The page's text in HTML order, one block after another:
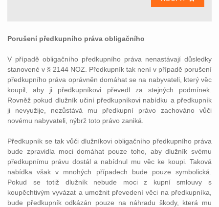
Porušení předkupního práva obligačního
V případě obligačního předkupního práva nenastávají důsledky
stanovené v § 2144 NOZ. Předkupník tak není v případě porušení
předkupního práva oprávněn domáhat se na nabyvateli, který věc
koupil, aby ji předkupníkovi převedl za stejných podmínek.
Rovněž pokud dlužník učiní předkupníkovi nabídku a předkupník
ji nevyužije, nezůstává mu předkupní právo zachováno vůči
novému nabyvateli, nýbrž toto právo zaniká.
Předkupník se tak vůči dlužníkovi obligačního předkupního práva
bude zpravidla moci domáhat pouze toho, aby dlužník svému
předkupnímu právu dostál a nabídnul mu věc ke koupi. Taková
nabídka však v mnohých případech bude pouze symbolická.
Pokud se totiž dlužník nebude moci z kupní smlouvy s
koupěchtivým vyvázat a umožnit převedení věci na předkupníka,
bude předkupník odkázán pouze na náhradu škody, která mu